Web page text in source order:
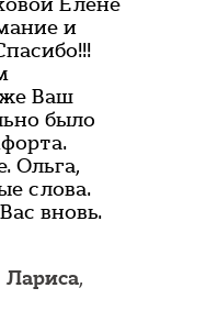
и
Ваш
было
Ольга,
слова.
вновь.
Лариса,